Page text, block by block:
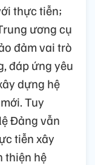
thực tiễn;
ương cụ
đảm vai trò
đáp ứng yêu
dựng hệ
Tuy
Đảng vẫn
tiễn xây
thiện hệ